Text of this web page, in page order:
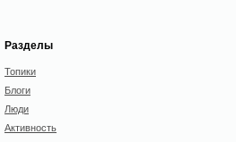
Разделы
Топики
Блоги
Люди
Активность